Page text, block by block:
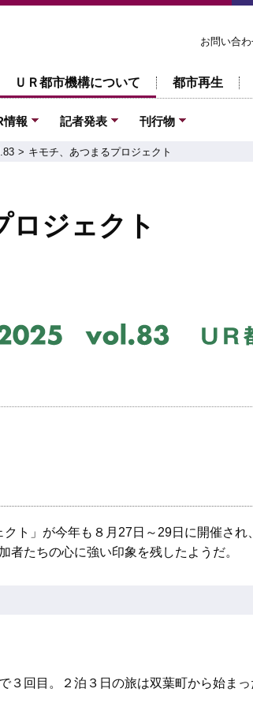
お問い合
ＵＲ都市機構について 都市再生
情報 記者発表 刊行物
キモチ、あつまるプロジェクト
ロジェクト
ト」が今年も８月27日～29日に開催され
者たちの心に強い印象を残したようだ。
回目。２泊３日の旅は双葉町から始まっ